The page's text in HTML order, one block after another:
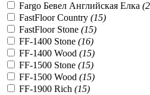
Fargo Бевел Английская Елка (
FastFloor Country (15)
FastFloor Stone (15)
FF-1400 Stone (16)
FF-1400 Wood (15)
FF-1500 Stone (15)
FF-1500 Wood (15)
FF-1900 Rich (15)